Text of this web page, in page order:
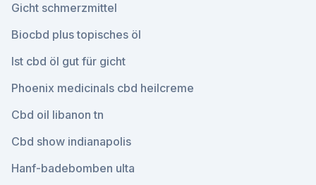
Gicht schmerzmittel
Biocbd plus topisches öl
Ist cbd öl gut für gicht
Phoenix medicinals cbd heilcreme
Cbd oil libanon tn
Cbd show indianapolis
Hanf-badebomben ulta